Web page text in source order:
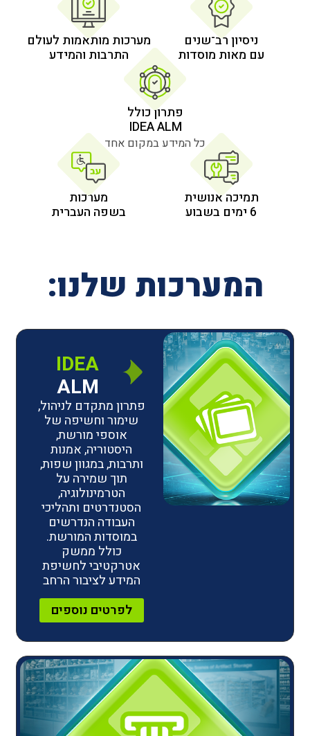
מוסדות
מערכות מותאמות לעולם
התרבות והמידע
כל המידע במקום אחד
מערכות
בשפה העברית
שלנו:
IDEA
ALM
פתרון מתקדם לניהול,
שימור וחשיפה של
אוספי מורשת,
היסטוריה, אמנות
ותרבות, במגוון שפות,
תוך שמירה על
הטרמינולוגיה,
הסטנדרטים ותהליכי
העבודה הנדרשים
במוסדות המורשת.
אטרקטיבי לחשיפת
המידע לציבור הרחב